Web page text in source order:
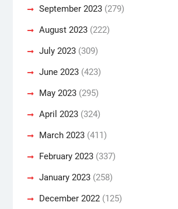
September 2023(279)
August 2023(222)
July 2023(309)
June 2023(423)
May 2023(295)
April 2023(324)
March 2023(411)
February 2023(337)
January 2023(258)
December 2022(125)